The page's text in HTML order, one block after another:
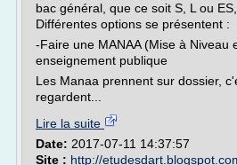
bac général, que ce soit S, L ou
Différentes options se présentent :
-Faire une MANAA (Mise à Niveau
enseignement publique
Les Manaa prennent sur dossier,
regardent...
Lire la suite
Date: 2017-07-11 14:37:57
Site : http://